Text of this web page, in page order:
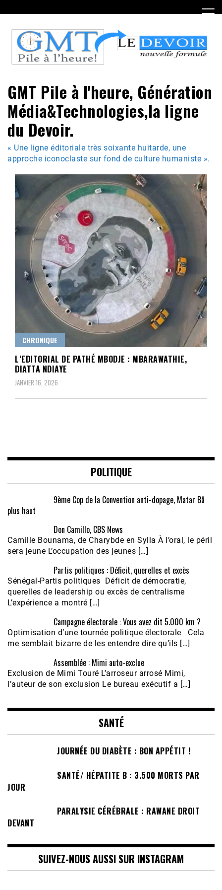
to
content
GMT Pile à l'heure, Génération
Média&Technologies,la ligne
du Devoir.
« Une ligne éditoriale très soixante huitarde, une
approche iconoclaste sur fond de culture humaniste ».
CHRONIQUE
L’EDITORIAL DE PATHÉ MBODJE : MBARAWATHIE,
DIATTA NDIAYE
JANVIER 16, 2026
POLITIQUE
9ème Cop de la Convention anti-dopage, Matar Bâ
plus haut
Don Camillo, CBS News
Camille Bounama, de Charybde en Sylla À l’oral, le péril
sera jeune L’occupation des jeunes […]
Partis politiques : Déficit, querelles et excès
Sénégal-Partis politiques Déficit de démocratie,
querelles de leadership ou excès de centralisme
L’expérience a montré […]
Campagne électorale : Vous avez dit 5.000 km ?
Optimisation d’une tournée politique électorale Cela
me semblait bizarre de les entendre dire qu’ils […]
Assemblée : Mimi auto-exclue
Exclusion de Mimi Touré L’arroseur arrosé Mimi,
l’auteur de son exclusion Le bureau exécutif a […]
SANTÉ
JOURNÉE DU DIABÈTE : BON APPÉTIT !
SANTÉ/ HÉPATITE B : 3.500 MORTS PAR
JOUR
PARALYSIE CÉRÉBRALE : RAWANE DROIT
DEVANT
SUIVEZ-NOUS AUSSI SUR INSTAGRAM